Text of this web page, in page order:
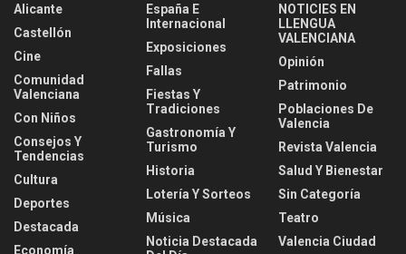
Alicante
Castellón
Cine
Comunidad
Valenciana
Con Niños
Consejos Y
Tendencias
Cultura
Deportes
Destacada
Economía
España E
Internacional
Exposiciones
Fallas
Fiestas Y
Tradiciones
Gastronomía Y
Turismo
Historia
Lotería Y Sorteos
Música
Noticia Destacada
NOTICIES EN
LLENGUA
VALENCIANA
Opinión
Patrimonio
Poblaciones De
Valencia
Revista Valencia
Salud Y Bienestar
Sin Categoría
Teatro
Valencia Ciudad